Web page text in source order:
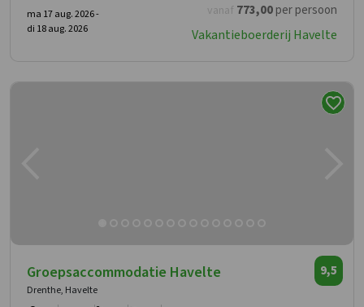
vanaf 773,00per persoon
ma 17 aug. 2026 -
di 18 aug. 2026
Vakantieboerderij Havelte
Groepsaccommodatie Havelte
Drenthe, Havelte
9,5